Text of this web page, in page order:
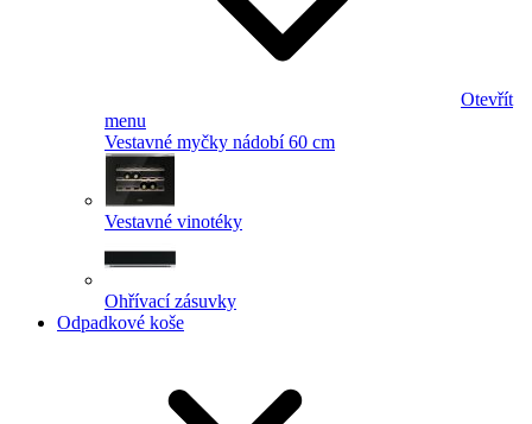
Otevřít
menu
Vestavné myčky nádobí 60 cm
Vestavné vinotéky
Ohřívací zásuvky
Odpadkové koše